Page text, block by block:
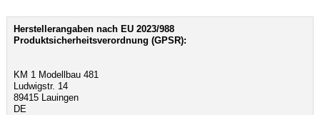
Herstellerangaben nach EU 2023/988
Produktsicherheitsverordnung (GPSR):
KM 1 Modellbau 481
Ludwigstr. 14
89415 Lauingen
DE